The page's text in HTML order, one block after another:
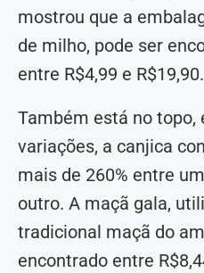
mostrou que a
de milho, pode ser
entre R$4,99 e R$19,90.
Também está no topo,
variações, a canjica
mais de 260% entre
outro. A maçã gala,
tradicional maçã do
encontrado entre